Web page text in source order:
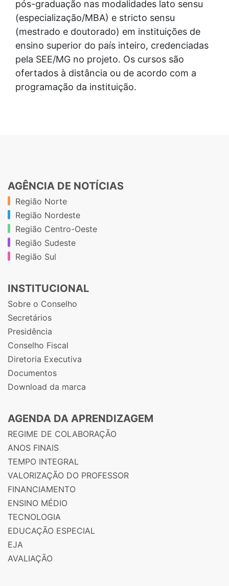
pós-graduação nas modalidades lato sensu
(especialização/MBA) e stricto sensu
(mestrado e doutorado) em instituições de
ensino superior do país inteiro, credenciadas
pela SEE/MG no projeto. Os cursos são
ofertados à distância ou de acordo com a
programação da instituição.
AGÊNCIA DE NOTÍCIAS
Região Norte
Região Nordeste
Região Centro-Oeste
Região Sudeste
Região Sul
INSTITUCIONAL
Sobre o Conselho
Secretários
Presidência
Conselho Fiscal
Diretoria Executiva
Documentos
Download da marca
AGENDA DA APRENDIZAGEM
REGIME DE COLABORAÇÃO
ANOS FINAIS
TEMPO INTEGRAL
VALORIZAÇÃO DO PROFESSOR
FINANCIAMENTO
ENSINO MÉDIO
TECNOLOGIA
EDUCAÇÃO ESPECIAL
EJA
AVALIAÇÃO